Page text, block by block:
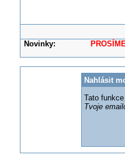
Novinky: PROSÍME
Nahlásit
Tato
Tvoje